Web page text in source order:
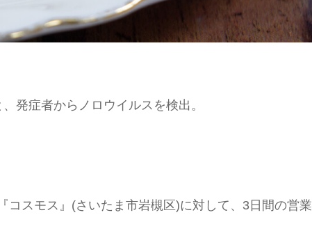
発症者からノロウイルスを検出。
コスモス』(さいたま市岩槻区)に対して、3日間の営業